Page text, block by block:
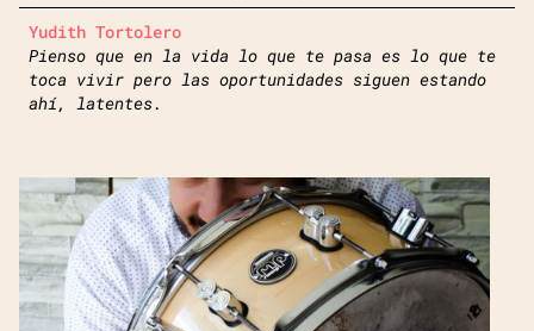
Yudith Tortolero
Pienso que en la vida lo que te pasa es lo que te
toca vivir pero las oportunidades siguen estando
ahí, latentes.